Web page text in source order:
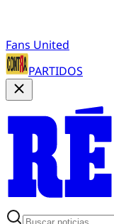
Fans United
PARTIDOS